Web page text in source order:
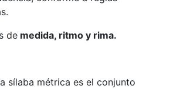
demedida, ritmo y rima.
sílaba métrica es el conjunto